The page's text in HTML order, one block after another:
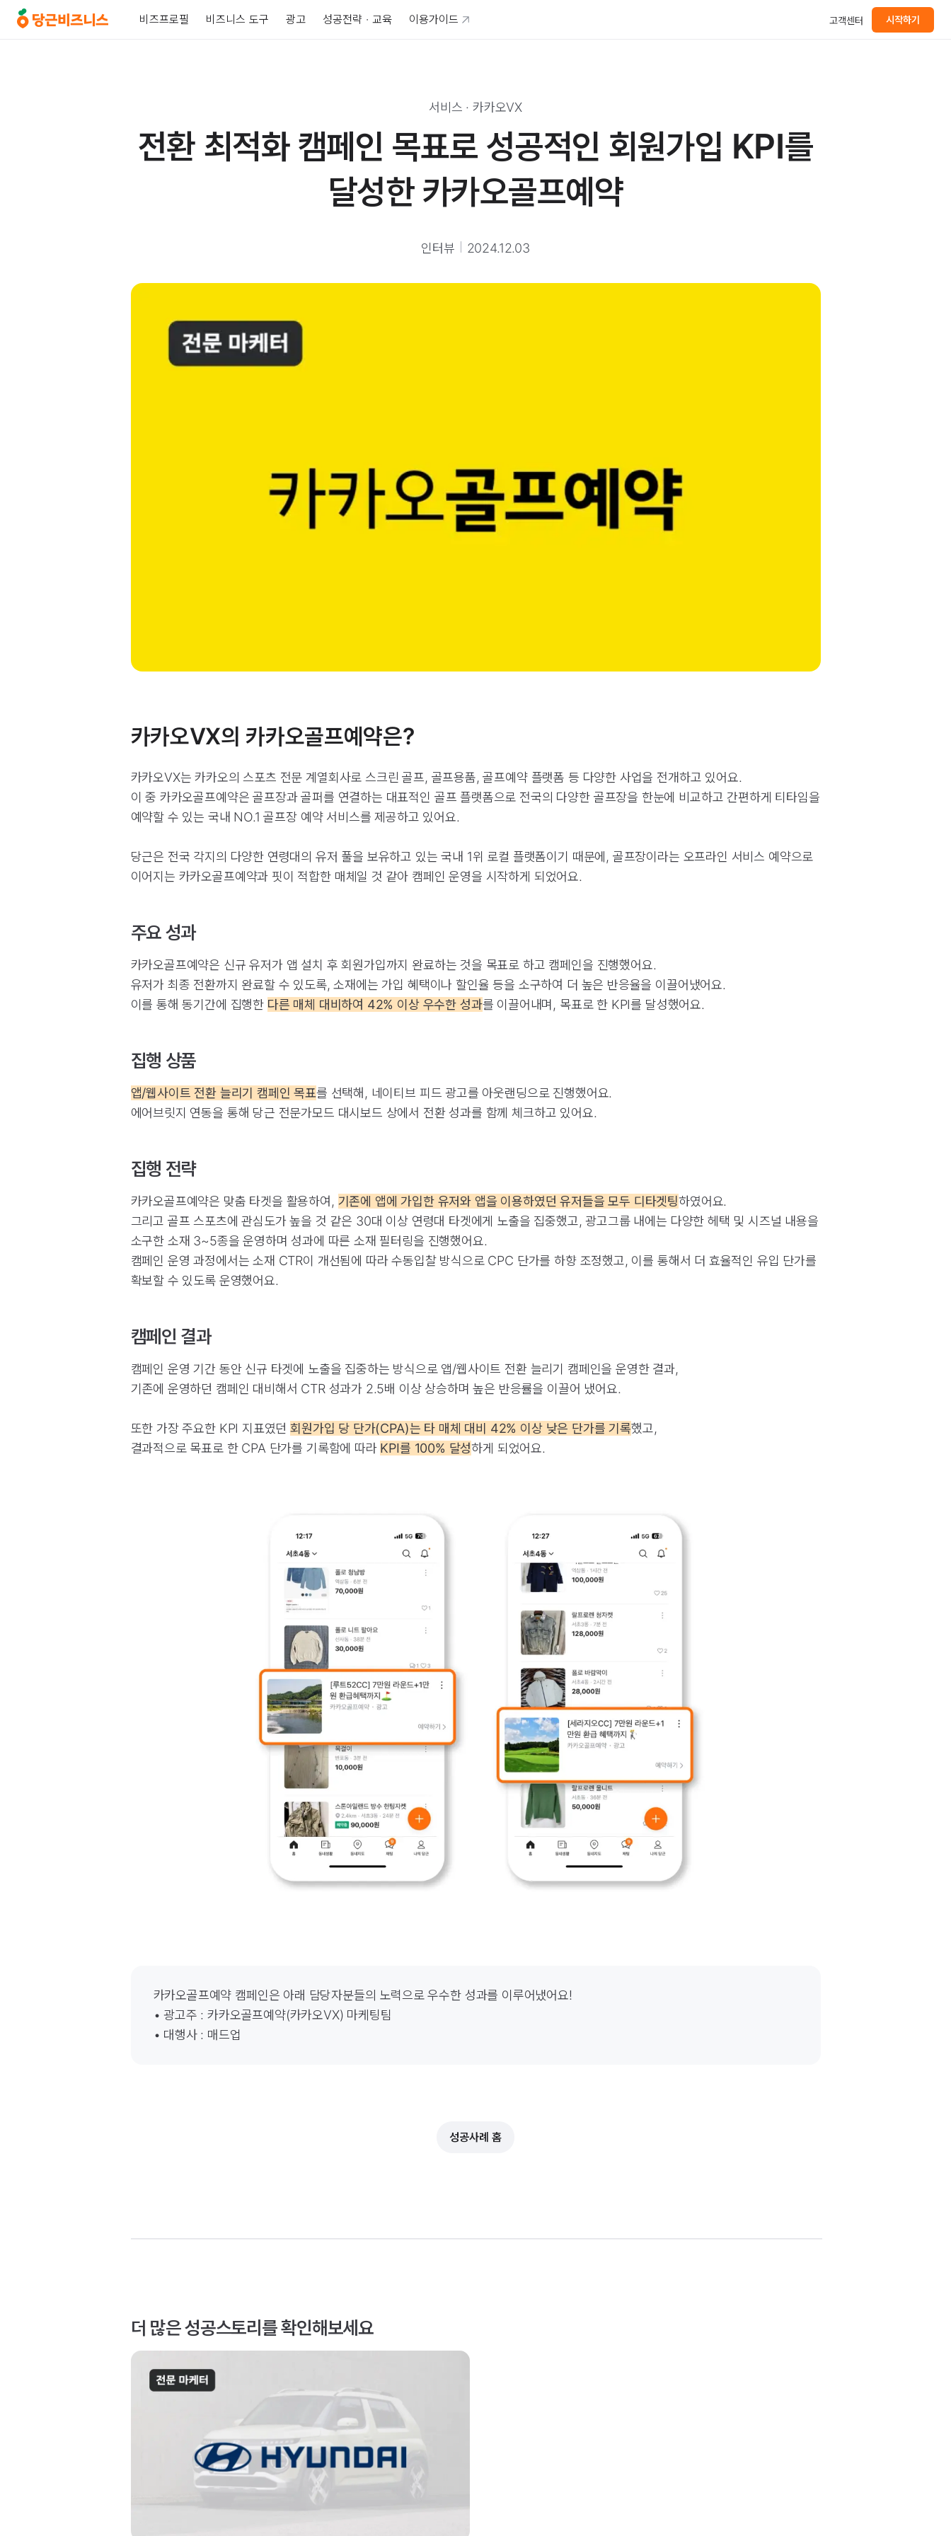
비즈프로필 비즈니스 도구 광고 성공전략 · 교육 이용가이드 고객센터 시작하기
서비스 · 카카오VX
전환 최적화 캠페인 목표로 성공적인 회원가입 KPI를
달성한 카카오골프예약
인터뷰 2024.12.03
카카오VX의 카카오골프예약은?
카카오VX는 카카오의 스포츠 전문 계열회사로 스크린 골프, 골프용품, 골프예약 플랫폼 등 다양한 사업을 전개하고 있어요.
이 중 카카오골프예약은 골프장과 골퍼를 연결하는 대표적인 골프 플랫폼으로 전국의 다양한 골프장을 한눈에 비교하고 간편하게 티타임을
예약할 수 있는 국내 NO.1 골프장 예약 서비스를 제공하고 있어요.
당근은 전국 각지의 다양한 연령대의 유저 풀을 보유하고 있는 국내 1위 로컬 플랫폼이기 때문에, 골프장이라는 오프라인 서비스 예약으로
이어지는 카카오골프예약과 핏이 적합한 매체일 것 같아 캠페인 운영을 시작하게 되었어요.
주요 성과
카카오골프예약은 신규 유저가 앱 설치 후 회원가입까지 완료하는 것을 목표로 하고 캠페인을 진행했어요.
유저가 최종 전환까지 완료할 수 있도록, 소재에는 가입 혜택이나 할인율 등을 소구하여 더 높은 반응율을 이끌어냈어요.
이를 통해 동기간에 집행한 다른 매체 대비하여 42% 이상 우수한 성과를 이끌어내며, 목표로 한 KPI를 달성했어요.
집행 상품
앱/웹사이트 전환 늘리기 캠페인 목표를 선택해, 네이티브 피드 광고를 아웃랜딩으로 진행했어요.
에어브릿지 연동을 통해 당근 전문가모드 대시보드 상에서 전환 성과를 함께 체크하고 있어요.
집행 전략
카카오골프예약은 맞춤 타겟을 활용하여, 기존에 앱에 가입한 유저와 앱을 이용하였던 유저들을 모두 디타겟팅하였어요.
그리고 골프 스포츠에 관심도가 높을 것 같은 30대 이상 연령대 타겟에게 노출을 집중했고, 광고그룹 내에는 다양한 헤택 및 시즈널 내용을
소구한 소재 3~5종을 운영하며 성과에 따른 소재 필터링을 진행했어요.
캠페인 운영 과정에서는 소재 CTR이 개선됨에 따라 수동입찰 방식으로 CPC 단가를 하향 조정했고, 이를 통해서 더 효율적인 유입 단가를
확보할 수 있도록 운영했어요.
캠페인 결과
캠페인 운영 기간 동안 신규 타겟에 노출을 집중하는 방식으로 앱/웹사이트 전환 늘리기 캠페인을 운영한 결과,
기존에 운영하던 캠페인 대비해서 CTR 성과가 2.5배 이상 상승하며 높은 반응률을 이끌어 냈어요.
또한 가장 주요한 KPI 지표였던회원가입 당 단가(CPA)는 타 매체 대비 42% 이상 낮은 단가를 기록했고,
결과적으로 목표로 한 CPA 단가를 기록함에 따라 KPI를 100% 달성하게 되었어요.
카카오골프예약 캠페인은 아래 담당자분들의 노력으로 우수한 성과를 이루어냈어요!
• 광고주 : 카카오골프예약(카카오VX) 마케팅팀
• 대행사 : 매드업
성공사례 홈
더 많은 성공스토리를 확인해보세요